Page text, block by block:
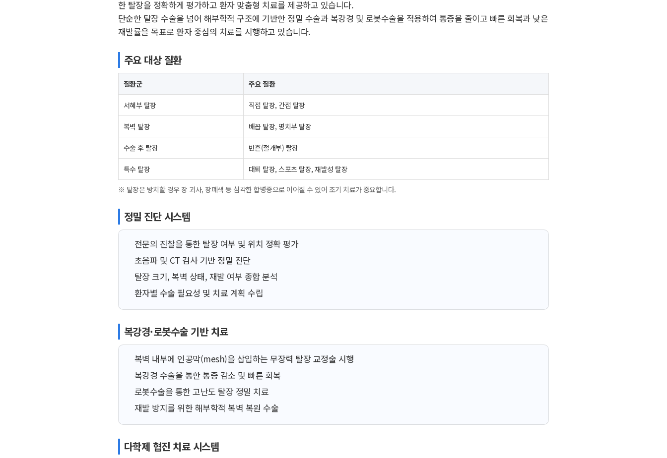
한 탈장을 정확하게 평가하고 환자 맞춤형 치료를 제공하고 있습니다.
단순한 탈장 수술을 넘어 해부학적 구조에 기반한 정밀 수술과 복강경 및 로봇수술을 적용하여 통증을 줄이고 빠른 회복과 낮은
재발률을 목표로 환자 중심의 치료를 시행하고 있습니다.
주요 대상 질환
질환군 주요 질환
서혜부 탈장 직접 탈장, 간접 탈장
복벽 탈장 배꼽 탈장, 명치부 탈장
수술 후 탈장 반흔(절개부) 탈장
특수 탈장 대퇴 탈장, 스포츠 탈장, 재발성 탈장
※ 탈장은 방치할 경우 장 괴사, 장폐색 등 심각한 합병증으로 이어질 수 있어 조기 치료가 중요합니다.
정밀 진단 시스템
전문의 진찰을 통한 탈장 여부 및 위치 정확 평가
초음파 및 CT 검사 기반 정밀 진단
탈장 크기, 복벽 상태, 재발 여부 종합 분석
환자별 수술 필요성 및 치료 계획 수립
복강경·로봇수술 기반 치료
복벽 내부에 인공막(mesh)을 삽입하는 무장력 탈장 교정술 시행
복강경 수술을 통한 통증 감소 및 빠른 회복
로봇수술을 통한 고난도 탈장 정밀 치료
재발 방지를 위한 해부학적 복벽 복원 수술
다학제 협진 치료 시스템